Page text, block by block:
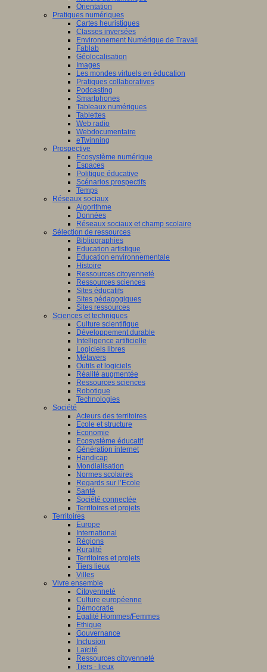
Orientation
Pratiques numériques
Cartes heuristiques
Classes inversées
Environnement Numérique de Travail
Fablab
Géolocalisation
Images
Les mondes virtuels en éducation
Pratiques collaboratives
Podcasting
Smartphones
Tableaux numériques
Tablettes
Web radio
Webdocumentaire
eTwinning
Prospective
Ecosystème numérique
Espaces
Politique éducative
Scénarios prospectifs
Temps
Réseaux sociaux
Algorithme
Données
Réseaux sociaux et champ scolaire
Sélection de ressources
Bibliographies
Education artistique
Education environnementale
Histoire
Ressources citoyenneté
Ressources sciences
Sites éducatifs
Sites pédagogiques
Sites ressources
Sciences et techniques
Culture scientifique
Développement durable
Intelligence artificielle
Logiciels libres
Métavers
Outils et logiciels
Réalité augmentée
Ressources sciences
Robotique
Technologies
Société
Acteurs des territoires
Ecole et structure
Economie
Ecosystème éducatif
Génération internet
Handicap
Mondialisation
Normes scolaires
Regards sur l’Ecole
Santé
Société connectée
Territoires et projets
Territoires
Europe
International
Régions
Ruralité
Territoires et projets
Tiers lieux
Villes
Vivre ensemble
Citoyenneté
Culture européenne
Démocratie
Egalité Hommes/Femmes
Ethique
Gouvernance
Inclusion
Laïcité
Ressources citoyenneté
Tiers - lieux